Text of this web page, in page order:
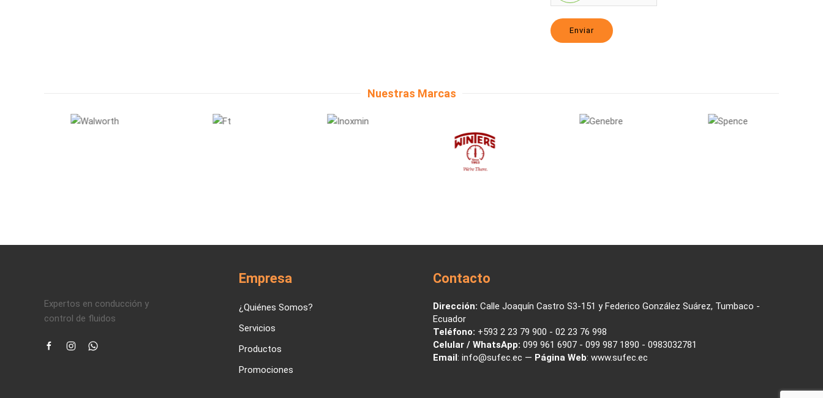
Enviar
Nuestras Marcas
Expertos en conducción y
control de fluidos
Empresa
¿Quiénes Somos?
Servicios
Productos
Promociones
Contacto
Dirección: Calle Joaquín Castro S3-151 y Federico González Suárez, Tumbaco -
Ecuador
Teléfono: +593 2 23 79 900 - 02 23 76 998
Celular / WhatsApp: 099 961 6907 - 099 987 1890 - 0983032781
Email: info@sufec.ec — Página Web: www.sufec.ec